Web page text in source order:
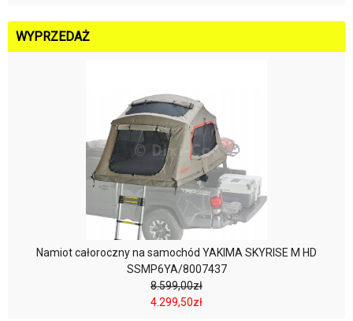
WYPRZEDAŻ
Namiot całoroczny na samochód YAKIMA SKYRISE M HD
SSMP6YA/8007437
8.599,00zł
4.299,50zł